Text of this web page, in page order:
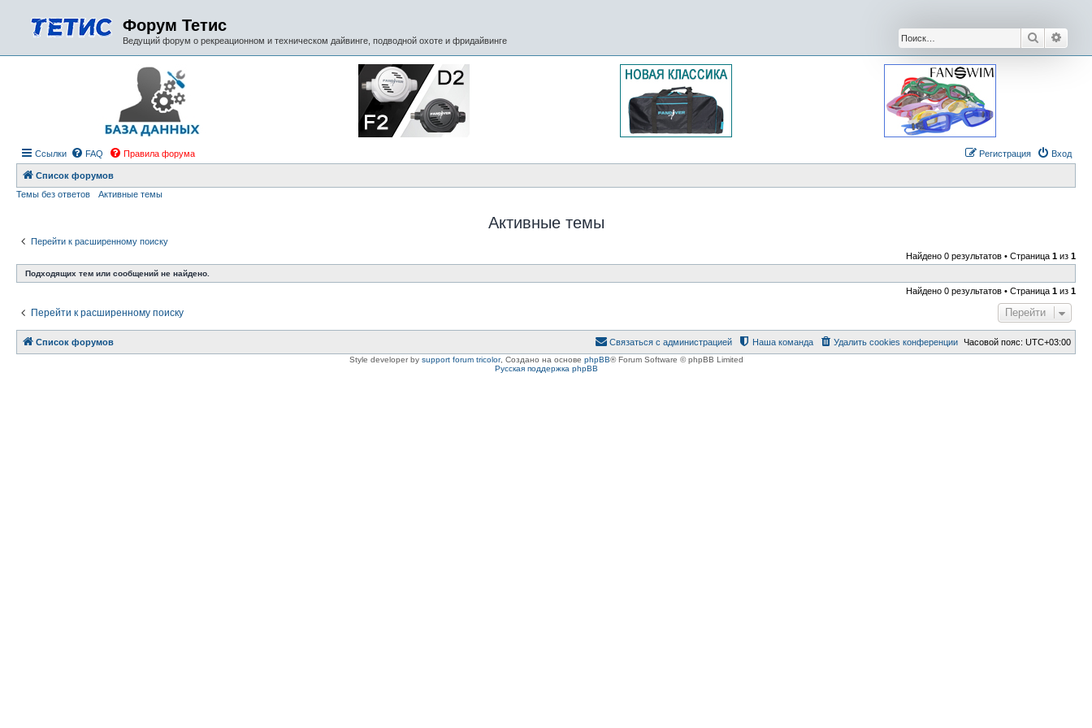
Форум Тетис
Ведущий форум о рекреационном и техническом дайвинге, подводной охоте и фридайвинге Поиск
Ссылки FAQ Правила форума Вход
Регистрация
Список форумов
Темы без ответов
Активные темы
Активные темы
Перейти к расширенному поиску
Найдено 0 результатов • Страница 1 из 1
Подходящих тем или сообщений не найдено.
Найдено 0 результатов • Страница 1 из 1
Перейти к расширенному поиску Перейти
Список форумов Часовой пояс: UTC+03:00
Удалить cookies конференции
Наша команда
Связаться с администрацией
Style developer by support forum tricolor, Создано на основе phpBB® Forum Software © phpBB Limited
Русская поддержка phpBB